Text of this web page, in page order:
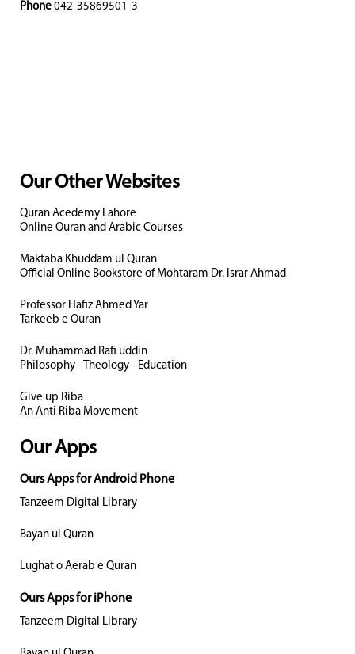
Phone 042-35869501-3
Our Other Websites
Quran Acedemy Lahore
Online Quran and Arabic Courses
Maktaba Khuddam ul Quran
Official Online Bookstore of Mohtaram Dr. Israr Ahmad
Professor Hafiz Ahmed Yar
Tarkeeb e Quran
Dr. Muhammad Rafi uddin
Philosophy - Theology - Education
Give up Riba
An Anti Riba Movement
Our Apps
Ours Apps for Android Phone
Tanzeem Digital Library
Bayan ul Quran
Lughat o Aerab e Quran
Ours Apps for iPhone
Tanzeem Digital Library